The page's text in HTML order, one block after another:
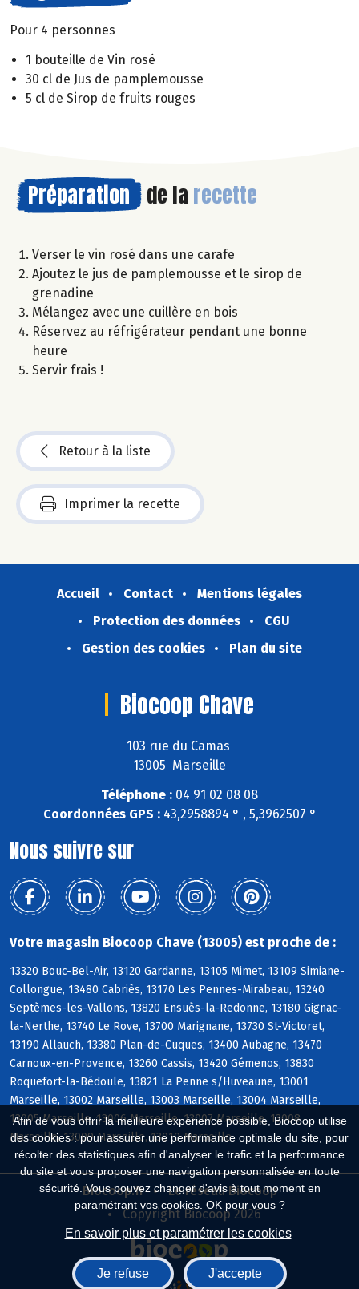
Afin de vous offrir la meilleure expérience possible, Biocoop utilise
des cookies : pour assurer une performance optimale du site, pour
récolter des statistiques afin d'analyser le trafic et la performance
du site et vous proposer une navigation personnalisée en toute
sécurité. Vous pouvez changer d'avis à tout moment en
paramétrant vos cookies. OK pour vous ?
En savoir plus et paramétrer les cookies
Je refuse J'accepte
Pour 4 personnes
1 bouteille de Vin rosé
30 cl de Jus de pamplemousse
5 cl de Sirop de fruits rouges
Préparation de la recette
Verser le vin rosé dans une carafe
Ajoutez le jus de pamplemousse et le sirop de
grenadine
Mélangez avec une cuillère en bois
Réservez au réfrigérateur pendant une bonne
heure
Servir frais !
Retour à la liste
Imprimer la recette
Accueil Contact
Mentions légales
Protection des données
CGU
Gestion des cookies
Plan du site
Biocoop Chave
103 rue du Camas
13005 Marseille
Téléphone : 04 91 02 08 08
Coordonnées GPS :43,2958894 ° , 5,3962507 °
Nous suivre sur
Votre magasin Biocoop Chave (13005) est proche de :
13320 Bouc-Bel-Air, 13120 Gardanne, 13105 Mimet, 13109 Simiane-
Collongue, 13480 Cabriès, 13170 Les Pennes-Mirabeau, 13240
Septèmes-les-Vallons, 13820 Ensuès-la-Redonne, 13180 Gignac-
la-Nerthe, 13740 Le Rove, 13700 Marignane, 13730 St-Victoret,
13190 Allauch, 13380 Plan-de-Cuques, 13400 Aubagne, 13470
Carnoux-en-Provence, 13260 Cassis, 13420 Gémenos, 13830
Roquefort-la-Bédoule, 13821 La Penne s/Huveaune, 13001
Marseille, 13002 Marseille, 13003 Marseille, 13004 Marseille,
13005 Marseille, 13006 Marseille, 13007 Marseille, 13008
Marseille, 13009 Marseille, 13010 Marseille
Biocoop.fr
Le réseau Biocoop
Copyright Biocoop 2026